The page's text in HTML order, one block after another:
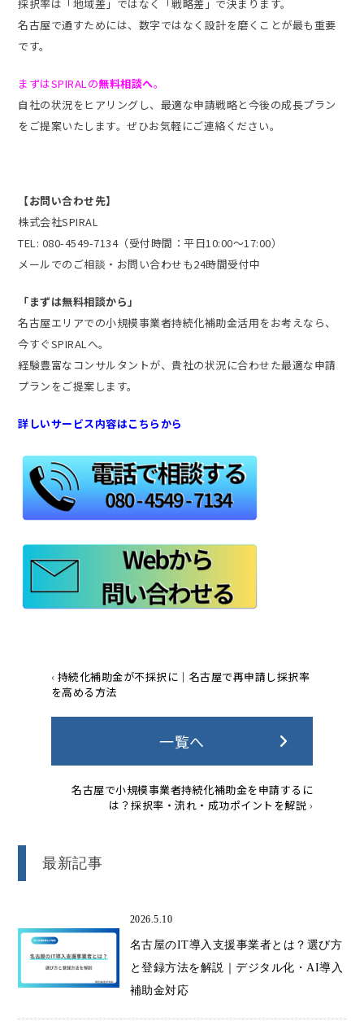
採択率は「地域差」ではなく「戦略差」で決まります。
名古屋で通すためには、数字ではなく設計を磨くことが最も重要
です。
まずはSPIRALの無料相談へ。
自社の状況をヒアリングし、最適な申請戦略と今後の成長プラン
をご提案いたします。ぜひお気軽にご連絡ください。
【お問い合わせ先】
株式会社SPIRAL
TEL: 080-4549-7134（受付時間：平日10:00〜17:00）
メールでのご相談・お問い合わせも24時間受付中
「まずは無料相談から」
名古屋エリアでの小規模事業者持続化補助金活用をお考えなら、
今すぐSPIRALへ。
経験豊富なコンサルタントが、貴社の状況に合わせた最適な申請
プランをご提案します。
詳しいサービス内容はこちらから
‹ 持続化補助金が不採択に｜名古屋で再申請し採択率
を高める方法
一覧へ
名古屋で小規模事業者持続化補助金を申請するに
は？採択率・流れ・成功ポイントを解説 ›
最新記事
2026.5.10
名古屋のIT導入支援事業者とは？選び方
と登録方法を解説｜デジタル化・AI導入
補助金対応